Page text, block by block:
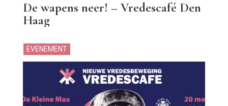
De wapens neer! – Vredescafé Den
Haag
EVENEMENT